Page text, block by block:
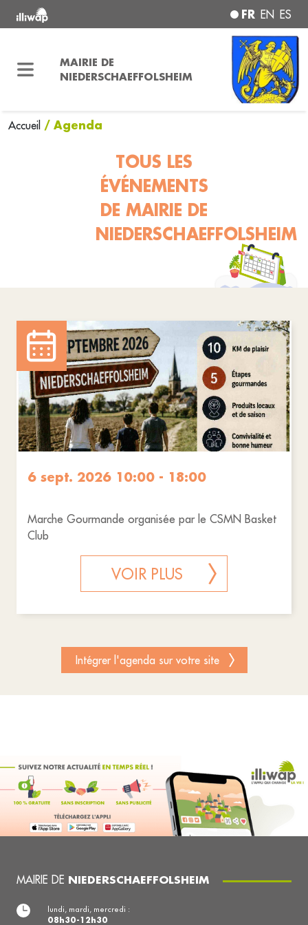
FR EN ES
MAIRIE DE
NIEDERSCHAEFFOLSHEIM
Accueil / Agenda
TOUS LES
ÉVÉNEMENTS
DE MAIRIE DE
NIEDERSCHAEFFOLSHEIM
6 sept. 2026 10:00 - 18:00
Marche Gourmande organisée par le CSMN Basket
Club
VOIR PLUS
Intégrer l'agenda sur votre site
MAIRIE DE NIEDERSCHAEFFOLSHEIM
lundi, mardi, mercredi :
08h30-12h30